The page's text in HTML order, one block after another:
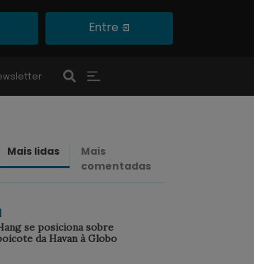
Entre
Mais lidas
Mais
comentadas
se posiciona sobre
da Havan à Globo